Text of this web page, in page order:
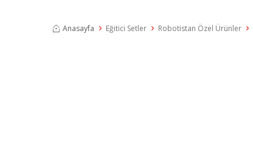
Anasayfa Eğitici Setler Robotistan Özel Ürünler